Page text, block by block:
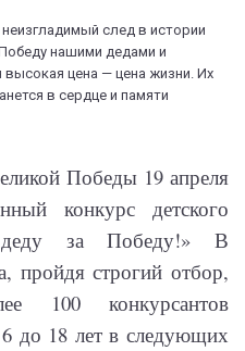
след в истории
нашими дедами и
цена — цена жизни. Их
в сердце и памяти
Победы 19 апреля
конкурс детского
деду за Победу!» В
пройдя строгий отбор,
100 конкурсантов
6 до 18 лет в следующих